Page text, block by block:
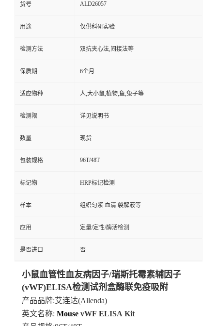
货号 ALD26057
用途 仅供科研实验
检测方法 双抗夹心法,间接法等
保质期 6个月
适应物种 人,大小鼠,植物,鱼,兔子等
检测限 详见说明书
数量 现货
包装规格 96T/48T
标记物 HRP标记检测
样本 组织匀浆 血清 裂解液等
应用 定量/定性/酶活检测
是否进口 否
小鼠血管性血友病因子/瑞斯托霉素辅因子
(vWF)ELISA检测试剂盒酶联免疫吸附
产品品牌:艾连达(Allenda)
英文名称: Mouse vWF ELISA Kit